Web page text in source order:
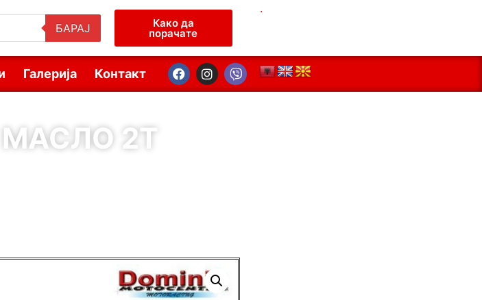
БАРАЈ Како да
порачате
.
Галерија Контакт
2Т